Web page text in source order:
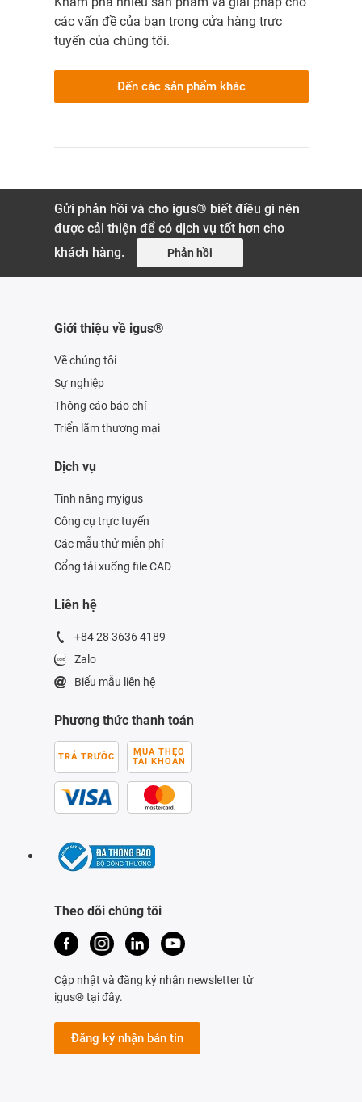
các vấn đề của bạn trong cửa hàng trực
tuyến của chúng tôi.
Đến các sản phẩm khác
Gửi phản hồi và cho igus® biết điều gì nên
được cải thiện để có dịch vụ tốt hơn cho
khách hàng.
Phản hồi
Giới thiệu về igus®
Về chúng tôi
Sự nghiệp
Thông cáo báo chí
Triển lãm thương mại
Dịch vụ
Tính năng myigus
Công cụ trực tuyến
Các mẫu thử miễn phí
Cổng tải xuống file CAD
Liên hệ
+84 28 3636 4189
Zalo
Biểu mẫu liên hệ
Phương thức thanh toán
TRẢ TRƯỚC
MUA THEO
TÀI KHOẢN
Theo dõi chúng tôi
Cập nhật và đăng ký nhận newsletter từ
igus® tại đây.
Đăng ký nhận bản tin